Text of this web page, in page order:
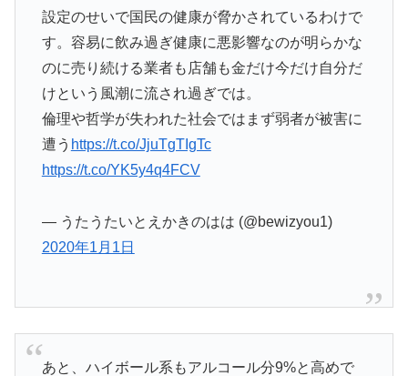
設定のせいで国民の健康が脅かされているわけで
す。容易に飲み過ぎ健康に悪影響なのが明らかな
のに売り続ける業者も店舗も金だけ今だけ自分だ
けという風潮に流され過ぎでは。
倫理や哲学が失われた社会ではまず弱者が被害に
遭う https://t.co/JjuTgTIgTc
https://t.co/YK5y4q4FCV
— うたうたいとえかきのはは (@bewizyou1)
2020年1月1日
あと、ハイボール系もアルコール分9%と高めで